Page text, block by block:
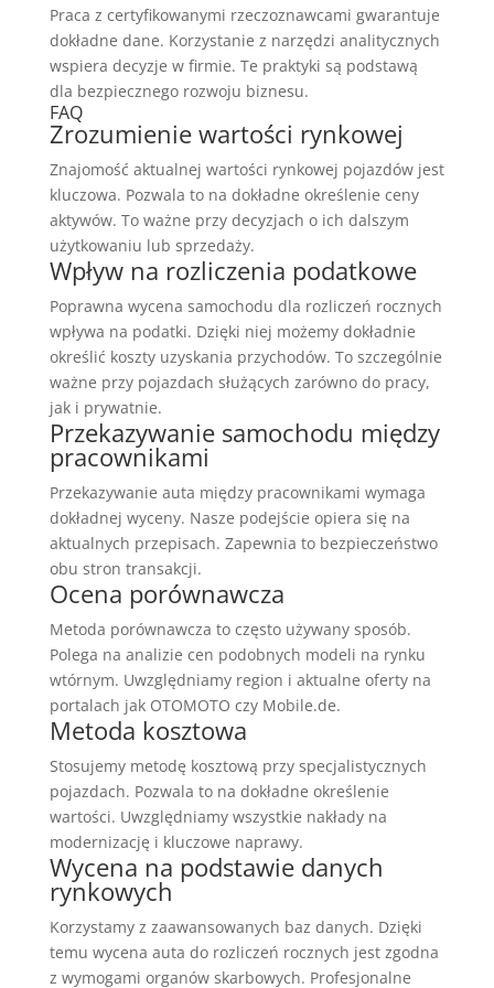
Praca z certyfikowanymi rzeczoznawcami gwarantuje
dokładne dane. Korzystanie z narzędzi analitycznych
wspiera decyzje w firmie. Te praktyki są podstawą
dla bezpiecznego rozwoju biznesu.
FAQ
Zrozumienie wartości rynkowej
Znajomość aktualnej wartości rynkowej pojazdów jest
kluczowa. Pozwala to na dokładne określenie ceny
aktywów. To ważne przy decyzjach o ich dalszym
użytkowaniu lub sprzedaży.
Wpływ na rozliczenia podatkowe
Poprawna wycena samochodu dla rozliczeń rocznych
wpływa na podatki. Dzięki niej możemy dokładnie
określić koszty uzyskania przychodów. To szczególnie
ważne przy pojazdach służących zarówno do pracy,
jak i prywatnie.
Przekazywanie samochodu między
pracownikami
Przekazywanie auta między pracownikami wymaga
dokładnej wyceny. Nasze podejście opiera się na
aktualnych przepisach. Zapewnia to bezpieczeństwo
obu stron transakcji.
Ocena porównawcza
Metoda porównawcza to często używany sposób.
Polega na analizie cen podobnych modeli na rynku
wtórnym. Uwzględniamy region i aktualne oferty na
portalach jak OTOMOTO czy Mobile.de.
Metoda kosztowa
Stosujemy metodę kosztową przy specjalistycznych
pojazdach. Pozwala to na dokładne określenie
wartości. Uwzględniamy wszystkie nakłady na
modernizację i kluczowe naprawy.
Wycena na podstawie danych
rynkowych
Korzystamy z zaawansowanych baz danych. Dzięki
temu wycena auta do rozliczeń rocznych jest zgodna
z wymogami organów skarbowych. Profesjonalne